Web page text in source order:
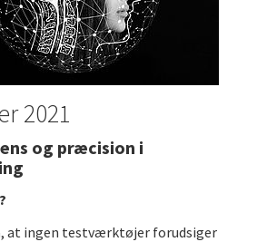
2021
og præcision i
at ingen testværktøjer forudsiger